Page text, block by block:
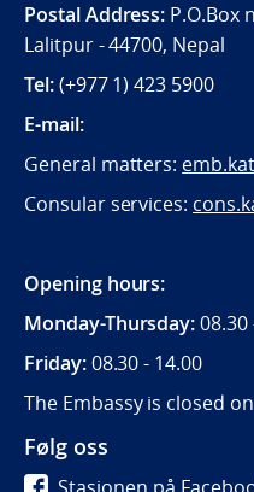
Postal Address: P.O.Box
Lalitpur - 44700, Nepal
Tel:(+977 1) 423 5900
E-mail:
General matters:
Consular services:
Opening hours:
Monday-Thursday:08.30
Friday:08.30 - 14.00
The Embassy is closed
Følg oss